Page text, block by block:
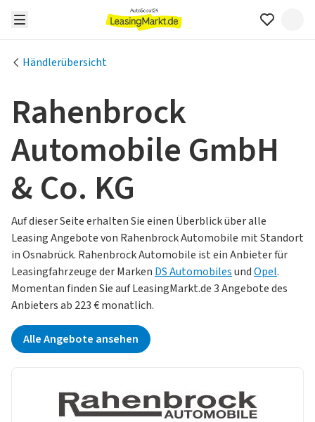
Händlerübersicht
Rahenbrock
Automobile GmbH
& Co. KG
Auf dieser Seite erhalten Sie einen Überblick über alle
Leasing Angebote von Rahenbrock Automobile mit Standort
in Osnabrück. Rahenbrock Automobile ist ein Anbieter für
Leasingfahrzeuge der Marken DS AutomobilesundOpel.
Momentan finden Sie auf LeasingMarkt.de 3 Angebote des
Anbieters ab 223 € monatlich.
Alle Angebote ansehen